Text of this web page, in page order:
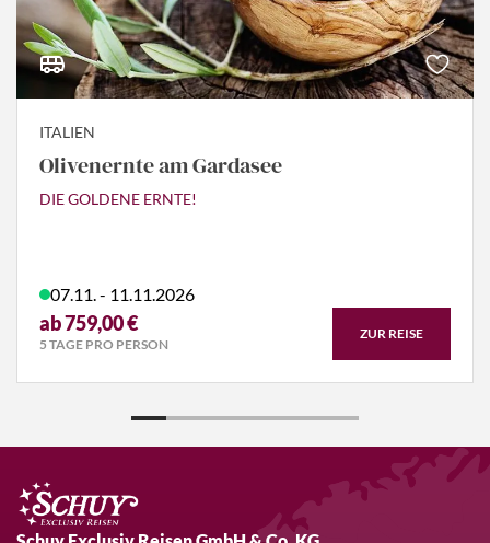
ITALIEN
Olivenernte am Gardasee
DIE GOLDENE ERNTE!
07.11. - 11.11.2026
ab 759,00 €
5 TAGE PRO PERSON
ZUR REISE